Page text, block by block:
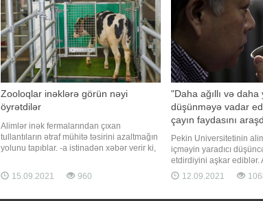
Zooloqlar inəklərə görün nəyi
öyrətdilər
Alimlər inək fermalarından çıxan
tullantıların ətraf mühitə təsirini azaltmağın
yolunu tapıblar. -a istinadən xəbər verir ki,
miqdarda peyin və sidik xaric edir. Buna
görə də fermerlər gündəlik olaraq böyük
15.09.2021 960
"Daha ağıllı və daha
düşünməyə vadar
çayın faydasını
Pekin Universitetinin
içməyin yaradıcı
etdirdiyini aşkar ediblər.
nəticəsində
komponentlərinin deyil,
12.09.2021